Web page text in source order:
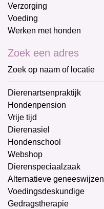
Verzorging
Voeding
Werken met honden
Zoek een adres
Zoek op naam of locatie
Dierenartsenpraktijk
Hondenpension
Vrije tijd
Dierenasiel
Hondenschool
Webshop
Dierenspeciaalzaak
Alternatieve geneeswijzen
Voedingsdeskundige
Gedragstherapie